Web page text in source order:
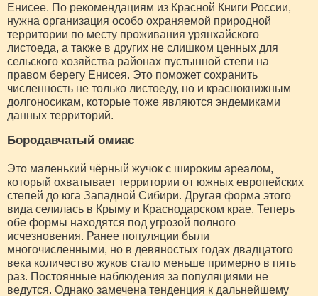
Енисее. По рекомендациям из Красной Книги России,
нужна организация особо охраняемой природной
территории по месту проживания урянхайского
листоеда, а также в других не слишком ценных для
сельского хозяйства районах пустынной степи на
правом берегу Енисея. Это поможет сохранить
численность не только листоеду, но и краснокнижным
долгоносикам, которые тоже являются эндемиками
данных территорий.
Бородавчатый омиас
Это маленький чёрный жучок с широким ареалом,
который охватывает территории от южных европейских
степей до юга Западной Сибири. Другая форма этого
вида селилась в Крыму и Краснодарском крае. Теперь
обе формы находятся под угрозой полного
исчезновения. Ранее популяции были
многочисленными, но в девяностых годах двадцатого
века количество жуков стало меньше примерно в пять
раз. Постоянные наблюдения за популяциями не
ведутся. Однако замечена тенденция к дальнейшему